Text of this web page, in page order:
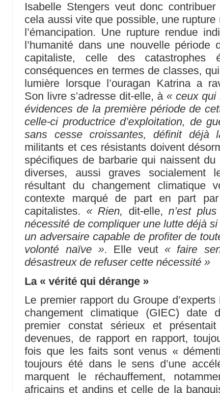
Isabelle Stengers veut donc
cela aussi vite que possible, une
l’émancipation. Une rupture rendue
l’humanité dans une nouvelle période
capitaliste, celle des catastrophes
conséquences en termes de classes,
lumière lorsque l’ouragan Katrina a
Son livre s’adresse dit-elle, à « ceux qui
évidences de la première période de
celle-ci productrice d’exploitation, de
sans cesse croissantes, définit déjà
militants et ces résistants doivent
spécifiques de barbarie qui naissent
diverses, aussi graves socialement
résultant du changement climatique
contexte marqué de part en part
capitalistes. « Rien, dit-elle,n’est
nécessité de compliquer une lutte déjà
un adversaire capable de profiter de
volonté naïve ». Elle veut « faire
désastreux de refuser cette nécessité »
La « vérité qui dérange »
Le premier rapport du Groupe
changement climatique (GIEC) date
premier constat sérieux et
devenues, de rapport en rapport,
fois que les faits sont venus «
toujours été dans le sens d’une
marquent le réchauffement,
africains et andins et celle de la